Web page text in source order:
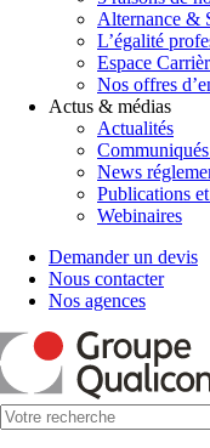
Alternance &
L’égalité
Espace
Nos offres
Actus & médias
Actualités
News
Publications
Webinaires
Demander un devis
Nous contacter
Nos agences